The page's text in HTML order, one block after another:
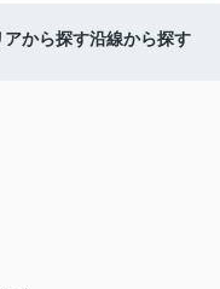
アから探す沿線から探す